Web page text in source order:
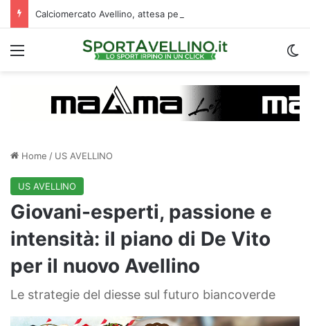
Menu
Home / US AVELLINO
US AVELLINO
Giovani-esperti, passione e
intensità: il piano di De Vito
per il nuovo Avellino
Le strategie del diesse sul futuro biancoverde